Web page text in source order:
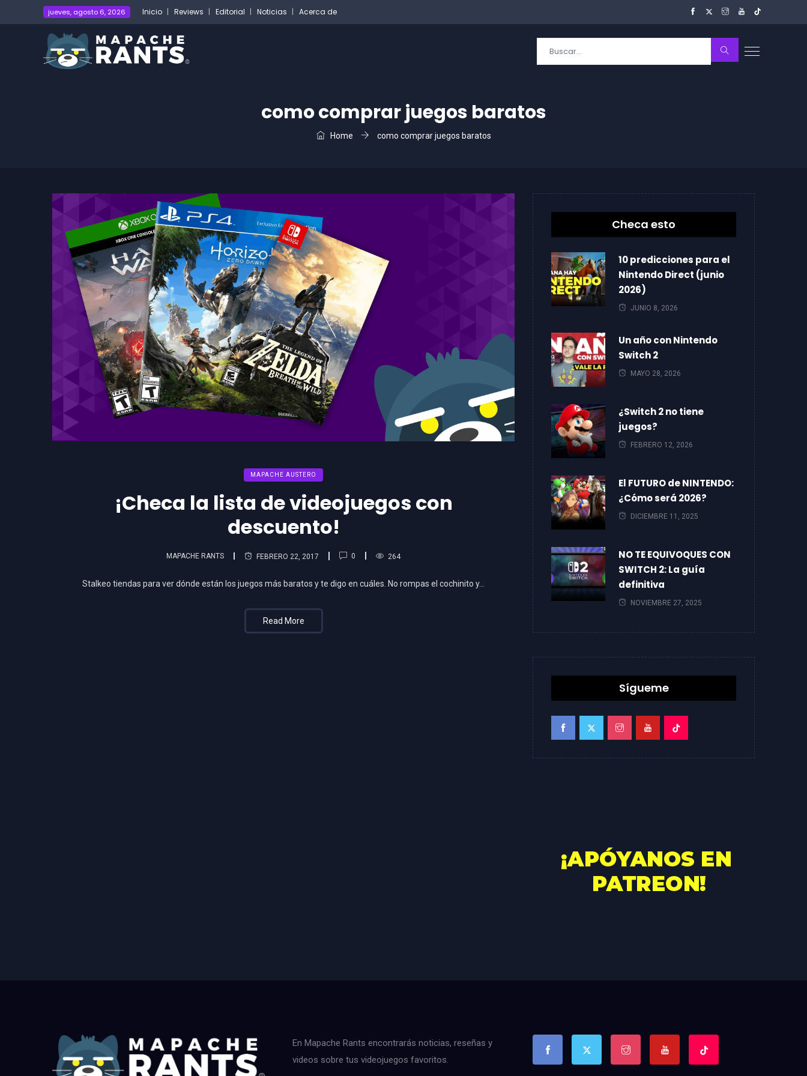
jueves, agosto 6, 2026 Inicio Reviews Editorial Noticias Acerca de
como comprar juegos baratos
Home como comprar juegos baratos
MAPACHE AUSTERO
¡Checa la lista de videojuegos con
descuento!
MAPACHE RANTS FEBRERO 22, 2017 0 264
Stalkeo tiendas para ver dónde están los juegos más baratos y te digo en cuáles. No rompas el cochinito y...
Read More
Checa esto
10 predicciones para el
Nintendo Direct (junio
2026)
JUNIO 8, 2026
Un año con Nintendo
Switch 2
MAYO 28, 2026
¿Switch 2 no tiene
juegos?
FEBRERO 12, 2026
El FUTURO de NINTENDO:
¿Cómo será 2026?
DICIEMBRE 11, 2025
NO TE EQUIVOQUES CON
SWITCH 2: La guía
definitiva
NOVIEMBRE 27, 2025
Sígueme
En Mapache Rants encontrarás noticias, reseñas y
videos sobre tus videojuegos favoritos.